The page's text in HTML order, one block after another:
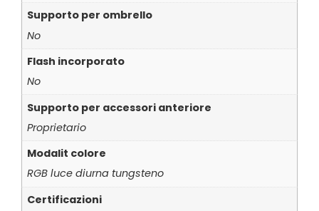
Supporto per ombrello
No
Flash incorporato
No
Supporto per accessori anteriore
Proprietario
Modalit colore
RGB luce diurna tungsteno
Certificazioni